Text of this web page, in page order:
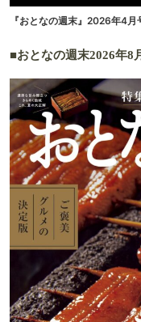
『おとなの週末』2026年4月
■おとなの週末2026年8